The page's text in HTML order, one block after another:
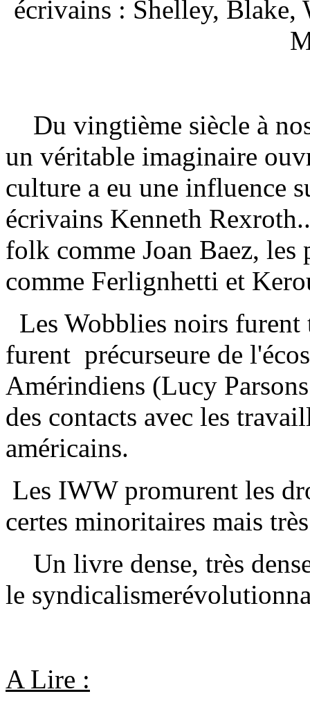
écrivains : Shelley,
Du vingtième siècle à
un véritable imaginaire
culture a eu une influence
écrivains Kenneth
folk comme Joan Baez, les
comme Ferlignhetti et
Les Wobblies noirs
furent précurseure de
Amérindiens (Lucy
des contacts avec les
américains.
Les IWW promurent les
certes minoritaires mais
Un livre dense, très
le syndicalisme
A Lire :